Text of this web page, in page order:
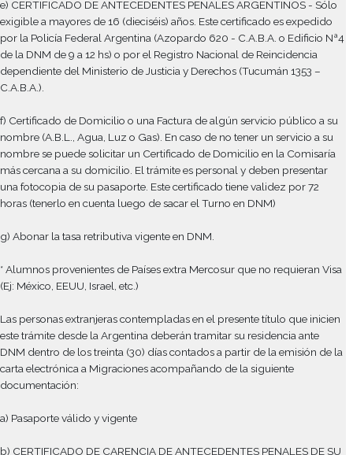
IMPORTANTE:
La Constancia Electrónica de Inscripción tiene una validez de
días a partir del día de emisión de la misma.
PASO 5: Concurrir a Migraciones para tramitar la Radicación
como estudiante formal.
Llegada la fecha del Turno en la DNM es necesario concurrir
siguiente documentación:
Brasil, Colombia, Chile, Ecuador, Paraguay, Perú, Uruguay y
b) CERTIFICADO DE CARENCIA DE ANTECEDENTES
PAIS DE ORIGEN, Sólo exigible a mayores de 16 (dieciséis)
Emitidos por las autoridades competentes de los países
últimos TRES (3) años. años,